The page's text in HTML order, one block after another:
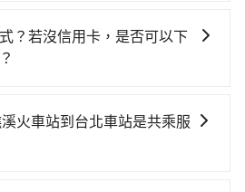
，每人票價40元，再用15分鐘出
共1小時33分鐘，假設3位同行，
要叫小黃的難度是雙北大城市的
輛小黃了，宜蘭縣少部分小黃司
每公里再額外加收$3.2，從礁溪
費預估為$850~1,300（金額差異
保險與可能的罰單都需自付。再
最基本的車型，如Toyota
Taxi、Yoxi等，如果在路邊攔不
至礁溪火車站附近的計程車隊，
750輛，計程車密度為雙北的
叫到小黃的難度是台北或新北的
？若沒信用卡，是否可以下
、簽帳卡 (金融信用卡) 和
。若您沒有信用卡，建議可以使
火車站到台北車站是共乘服